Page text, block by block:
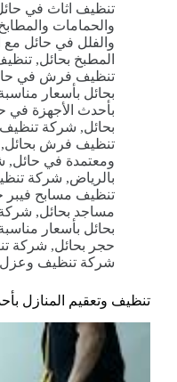
تنظيف اثاث في
والحمامات
والفلل في حائل مع
المطبخ بحائل,
تنظيف فرش في
بحائل بأسعار
بأحدث الأجهزة في
بحائل, شركة
تنظيف فرش بحائل,
ومعتمدة في حائل,
بالرياض, شركة
تنظيف مسابح
مساجد بحائل,
بحائل بأسعار
حجر بحائل, شركة
شركة تنظيف وعزل
تنظيف وتعقيم المنازل